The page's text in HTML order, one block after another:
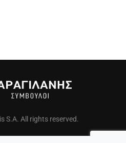
S.A. All rights reserved.